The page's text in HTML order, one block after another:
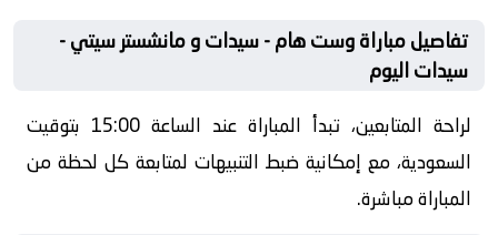
تفاصيل مباراة وست هام - سيدات و مانشستر سيتي -
سيدات اليوم
لراحة المتابعين، تبدأ المباراة عند الساعة 15:00 بتوقيت
السعودية، مع إمكانية ضبط التنبيهات لمتابعة كل لحظة من
المباراة مباشرة.